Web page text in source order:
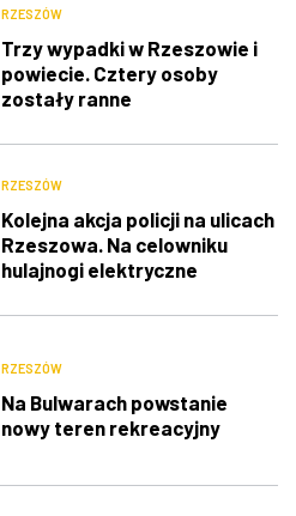
RZESZÓW
Trzy wypadki w Rzeszowie i
powiecie. Cztery osoby
zostały ranne
RZESZÓW
Kolejna akcja policji na ulicach
Rzeszowa. Na celowniku
hulajnogi elektryczne
RZESZÓW
Na Bulwarach powstanie
nowy teren rekreacyjny